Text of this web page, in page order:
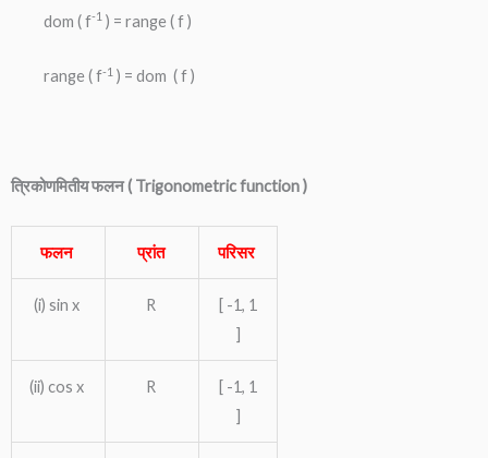
dom ( f-1 ) = range ( f )
range ( f-1 ) = dom ( f )
त्रिकोणमितीय फलन ( Trigonometric function )
फलन प्रांत परिसर
(i) sin x R
[ -1, 1
]
(ii) cos x R
[ -1, 1
]